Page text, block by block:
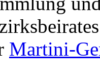
Martini-